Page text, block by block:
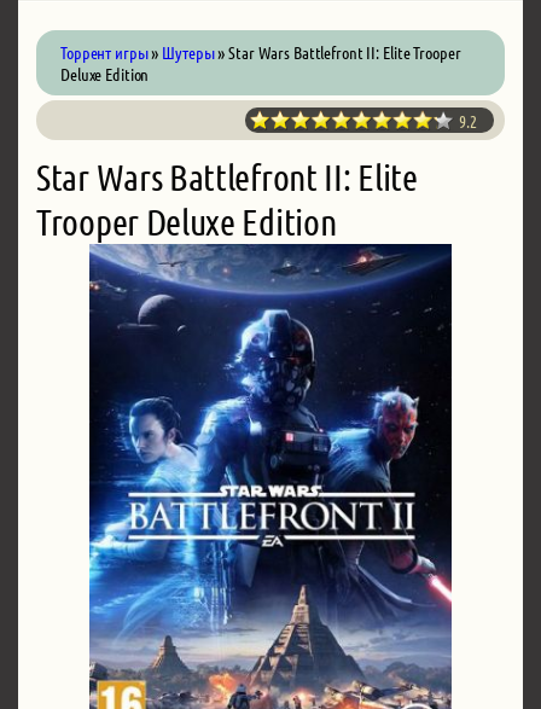
Торрент игры» Шутеры» Star Wars Battlefront II: Elite Trooper
Deluxe Edition
9.2
Star Wars Battlefront II: Elite
Trooper Deluxe Edition